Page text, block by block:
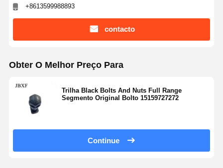
+8613599988893
contacto
Obter O Melhor Preço Para
Trilha Black Bolts And Nuts Full Range
Segmento Original Bolto 15159727272
Continue